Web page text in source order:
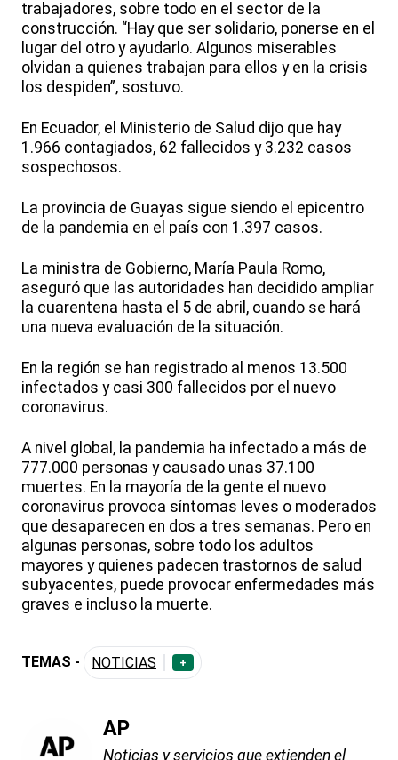
trabajadores, sobre todo en el sector de la
construcción. “Hay que ser solidario, ponerse en el
lugar del otro y ayudarlo. Algunos miserables
olvidan a quienes trabajan para ellos y en la crisis
los despiden”, sostuvo.
En Ecuador, el Ministerio de Salud dijo que hay
1.966 contagiados, 62 fallecidos y 3.232 casos
sospechosos.
La provincia de Guayas sigue siendo el epicentro
de la pandemia en el país con 1.397 casos.
La ministra de Gobierno, María Paula Romo,
aseguró que las autoridades han decidido ampliar
la cuarentena hasta el 5 de abril, cuando se hará
una nueva evaluación de la situación.
En la región se han registrado al menos 13.500
infectados y casi 300 fallecidos por el nuevo
coronavirus.
A nivel global, la pandemia ha infectado a más de
777.000 personas y causado unas 37.100
muertes. En la mayoría de la gente el nuevo
coronavirus provoca síntomas leves o moderados
que desaparecen en dos a tres semanas. Pero en
algunas personas, sobre todo los adultos
mayores y quienes padecen trastornos de salud
subyacentes, puede provocar enfermedades más
graves e incluso la muerte.
TEMAS - NOTICIAS +
AP
Noticias y servicios que extienden el